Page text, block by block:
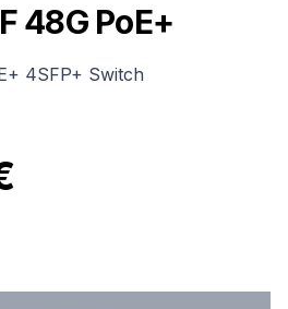
48G PoE+
4SFP+ Switch